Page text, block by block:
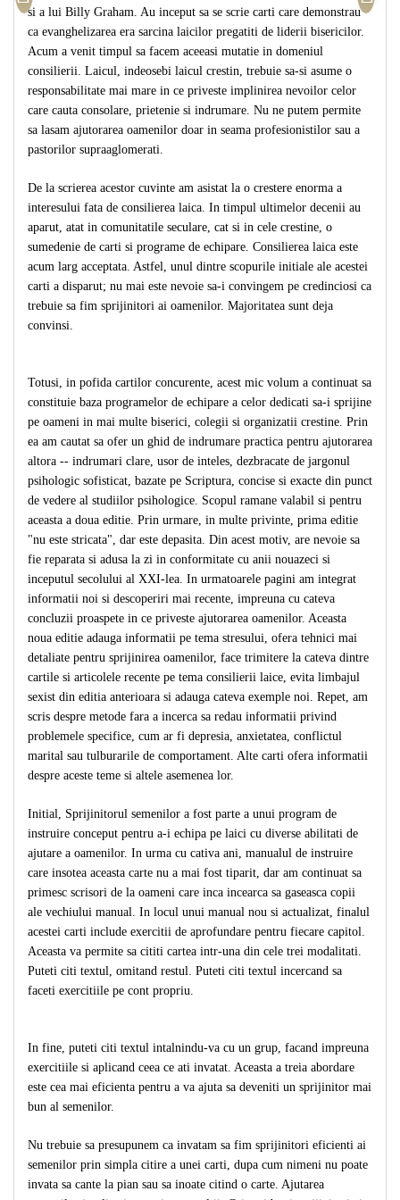
si a lui Billy Graham. Au inceput sa se scrie carti care demonstrau
ca evanghelizarea era sarcina laicilor pregatiti de liderii bisericilor.
Acum a venit timpul sa facem aceeasi mutatie in domeniul
consilierii. Laicul, indeosebi laicul crestin, trebuie sa-si asume o
responsabilitate mai mare in ce priveste implinirea nevoilor celor
care cauta consolare, prietenie si indrumare. Nu ne putem permite
sa lasam ajutorarea oamenilor doar in seama profesionistilor sau a
pastorilor supraaglomerati.
De la scrierea acestor cuvinte am asistat la o crestere enorma a
interesului fata de consilierea laica. In timpul ultimelor decenii au
aparut, atat in comunitatile seculare, cat si in cele crestine, o
sumedenie de carti si programe de echipare. Consilierea laica este
acum larg acceptata. Astfel, unul dintre scopurile initiale ale acestei
carti a disparut; nu mai este nevoie sa-i convingem pe credinciosi ca
trebuie sa fim sprijinitori ai oamenilor. Majoritatea sunt deja
convinsi.
Totusi, in pofida cartilor concurente, acest mic volum a continuat sa
constituie baza programelor de echipare a celor dedicati sa-i sprijine
pe oameni in mai multe biserici, colegii si organizatii crestine. Prin
ea am cautat sa ofer un ghid de indrumare practica pentru ajutorarea
altora -- indrumari clare, usor de inteles, dezbracate de jargonul
psihologic sofisticat, bazate pe Scriptura, concise si exacte din punct
de vedere al studiilor psihologice. Scopul ramane valabil si pentru
aceasta a doua editie. Prin urmare, in multe privinte, prima editie
"nu este stricata", dar este depasita. Din acest motiv, are nevoie sa
fie reparata si adusa la zi in conformitate cu anii nouazeci si
inceputul secolului al XXI-lea. In urmatoarele pagini am integrat
informatii noi si descoperiri mai recente, impreuna cu cateva
concluzii proaspete in ce priveste ajutorarea oamenilor. Aceasta
noua editie adauga informatii pe tema stresului, ofera tehnici mai
detaliate pentru sprijinirea oamenilor, face trimitere la cateva dintre
cartile si articolele recente pe tema consilierii laice, evita limbajul
sexist din editia anterioara si adauga cateva exemple noi. Repet, am
scris despre metode fara a incerca sa redau informatii privind
problemele specifice, cum ar fi depresia, anxietatea, conflictul
marital sau tulburarile de comportament. Alte carti ofera informatii
despre aceste teme si altele asemenea lor.
Initial, Sprijinitorul semenilor a fost parte a unui program de
instruire conceput pentru a-i echipa pe laici cu diverse abilitati de
ajutare a oamenilor. In urma cu cativa ani, manualul de instruire
care insotea aceasta carte nu a mai fost tiparit, dar am continuat sa
primesc scrisori de la oameni care inca incearca sa gaseasca copii
ale vechiului manual. In locul unui manual nou si actualizat, finalul
acestei carti include exercitii de aprofundare pentru fiecare capitol.
Aceasta va permite sa cititi cartea intr-una din cele trei modalitati.
Puteti citi textul, omitand restul. Puteti citi textul incercand sa
faceti exercitiile pe cont propriu.
In fine, puteti citi textul intalnindu-va cu un grup, facand impreuna
exercitiile si aplicand ceea ce ati invatat. Aceasta a treia abordare
este cea mai eficienta pentru a va ajuta sa deveniti un sprijinitor mai
bun al semenilor.
Nu trebuie sa presupunem ca invatam sa fim sprijinitori eficienti ai
semenilor prin simpla citire a unei carti, dupa cum nimeni nu poate
invata sa cante la pian sau sa inoate citind o carte. Ajutarea